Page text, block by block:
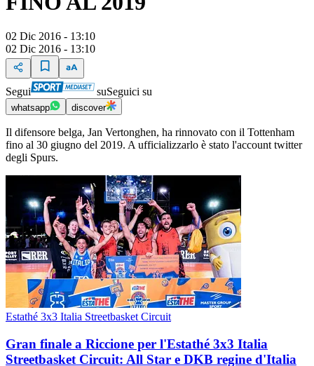
02 Dic 2016 - 13:10
02 Dic 2016 - 13:10
Segui suSeguici su
whatsapp discover
Il difensore belga, Jan Vertonghen, ha rinnovato con il Tottenham
fino al 30 giugno del 2019. A ufficializzarlo è stato l'account twitter
degli Spurs.
Estathé 3x3 Italia Streetbasket Circuit
Gran finale a Riccione per l'Estathé 3x3 Italia
Streetbasket Circuit: All Star e DKB regine d'Italia